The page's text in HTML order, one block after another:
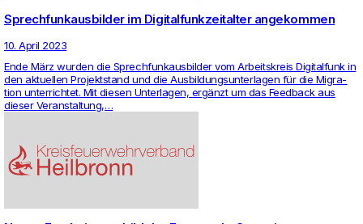
Sprechfunkausbilder im Digitalfunkzeitalter angekommen
10. April 2023
Ende März wurden die Sprech­funk­aus­bilder vom Arbeits­kreis Digi­tal­funk in
den aktu­ellen Pro­jekt­stand und die Aus­bil­dungs­un­ter­lagen für die Migra­
tion unter­richtet. Mit diesen Unter­lagen, ergänzt um das Feed­back aus
dieser Ver­an­stal­tung,…